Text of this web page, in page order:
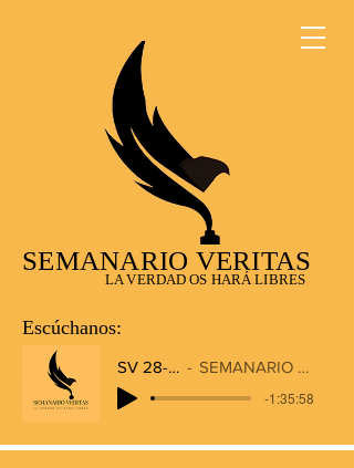
SEMANARIO VERITAS
LA VERDAD OS HARÁ LIBRES
Escúchanos:
SV 28-12-2025
SEMANARIO VERITAS RADIO
-1:35:58